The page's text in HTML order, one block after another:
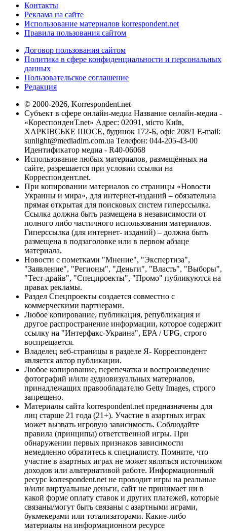
Контакты
Реклама на сайте
Использование материалов korrespondent.net
Правила пользования сайтом
Договор пользования сайтом
Политика в сфере конфиденциальности и персональных
данных
Пользовательское соглашение
Редакция
© 2000-2026, Korrespondent.net
Субъект в сфере онлайн-медиа Название онлайн-медиа -
«КореспонденТ.net» Адрес: 02091, місто Київ,
ХАРКІВСЬКЕ ШОСЕ, будинок 172-Б, офіс 208/1 E-mail:
sunlight@mediadim.com.ua Телефон: 044-205-43-00
Идентификатор медиа - R40-06068
Использование любых материалов, размещённых на
сайте, разрешается при условии ссылки на
Корреспондент.net.
При копировании материалов со страницы «Новости
Украины и мира», для интернет-изданий – обязательна
прямая открытая для поисковых систем гиперссылка.
Ссылка должна быть размещена в независимости от
полного либо частичного использования материалов.
Гиперссылка (для интернет- изданий) – должна быть
размещена в подзаголовке или в первом абзаце
материала.
Новости с пометками "Мнение", "Экспертиза",
"Заявление", "Регионы", "Деньги", "Власть", "Выборы",
"Тест-драйв", "Спецпроекты", "Промо" публикуются на
правах рекламы.
Раздел Спецпроекты создается совместно с
коммерческими партнерами.
Любое копирование, публикация, републикация и
другое распространение информации, которое содержит
ссылку на "Интерфакс-Украина", EPA / UPG, строго
воспрещается.
Владелец веб-страницы в разделе Я- Корреспондент
является автор публикации.
Любое копирование, перепечатка и воспроизведение
фотографий и/или аудиовизуальных материалов,
принадлежащих правообладателю Getty Images, строго
запрещено.
Материалы сайта korrespondent.net предназначены для
лиц старше 21 года (21+). Участие в азартных играх
может вызвать игровую зависимость. Соблюдайте
правила (принципы) ответственной игры. При
обнаружении первых признаков зависимости
немедленно обратитесь к специалисту. Помните, что
участие в азартных играх не может являться источником
доходов или альтернативой работе. Информационный
ресурс korrespondent.net не проводит игры на реальные
и/или виртуальные деньги, сайт не принимает ни в
какой форме оплату ставок и других платежей, которые
связаны/могут быть связаны с азартными играми,
букмекерами или тотализаторами. Какие-либо
материалы на информационном ресурсе